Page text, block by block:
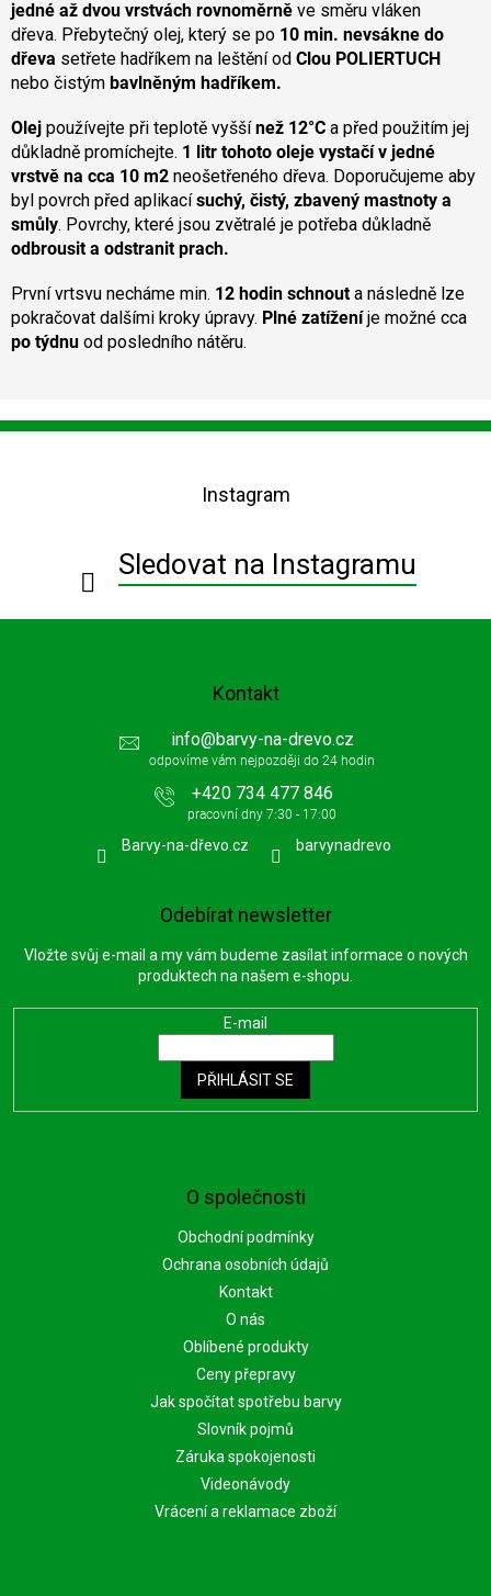
jedné až dvou vrstvách rovnoměrně ve směru vláken
dřeva. Přebytečný olej, který se po 10 min. nevsákne do
dřeva setřete hadříkem na leštění od Clou POLIERTUCH
nebo čistým bavlněným hadříkem.
Olej používejte při teplotě vyššínež 12°C a před použitím jej
důkladně promíchejte. 1 litr tohoto oleje vystačí v jedné
vrstvě na cca 10 m2 neošetřeného dřeva. Doporučujeme aby
byl povrch před aplikacísuchý, čistý, zbavený mastnoty a
smůly. Povrchy, které jsou zvětralé je potřeba důkladně
odbrousit a odstranit prach.
První vrtsvu necháme min. 12 hodin schnouta následně lze
pokračovat dalšími kroky úpravy. Plné zatíženíje možné cca
po týdnu od posledního nátěru.
Z
Instagram
Sledovat na Instagramu
O společnosti
Obchodní podmínky
Ochrana osobních údajů
Kontakt
O nás
Oblíbené produkty
Ceny přepravy
Jak spočítat spotřebu barvy
Slovník pojmů
Záruka spokojenosti
Videonávody
Vrácení a reklamace zboží
Kontakt
info@barvy-na-drevo.cz
+420 734 477 846
Barvy-na-dřevo.cz barvynadrevo
Odebírat newsletter
Vložte svůj e-mail a my vám budeme zasílat informace o nových
produktech na našem e-shopu.
E-mail
PŘIHLÁSIT SE